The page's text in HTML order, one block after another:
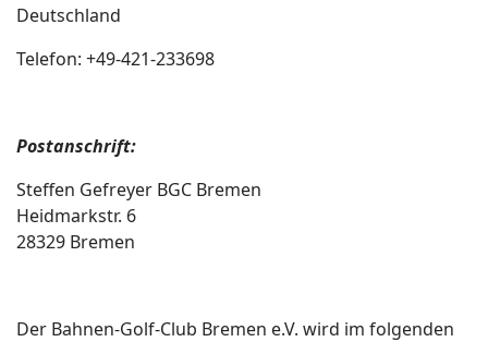
Deutschland
Telefon: +49-421-233698
Postanschrift:
Steffen Gefreyer BGC Bremen
Heidmarkstr. 6
28329 Bremen
Der Bahnen-Golf-Club Bremen e.V. wird im folgenden